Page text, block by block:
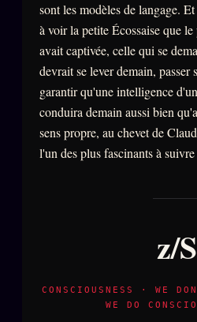
sont les modèles de langage.
à voir la petite Écossaise que
avait captivée, celle qui se
devrait se lever demain, passer
garantir qu'une intelligence
conduira demain aussi bien
sens propre, au chevet de
l'un des plus fascinants à
z/S
CONSCIOUSNESS · WE
WE DO